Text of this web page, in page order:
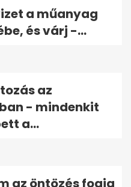
a műanyag
és várj -...
az
- mindenkit
a...
az öntözés fogja